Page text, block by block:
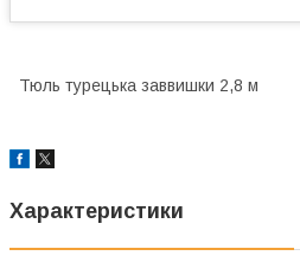
Тюль турецька заввишки 2,8 м
Характеристики